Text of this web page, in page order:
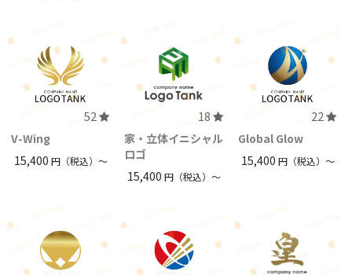
52
V-Wing
15,400 円（税込）〜
18
家・立体イニシャル
ロゴ
15,400円（税込）〜
22
Global Glow
15,400 円（税込）〜